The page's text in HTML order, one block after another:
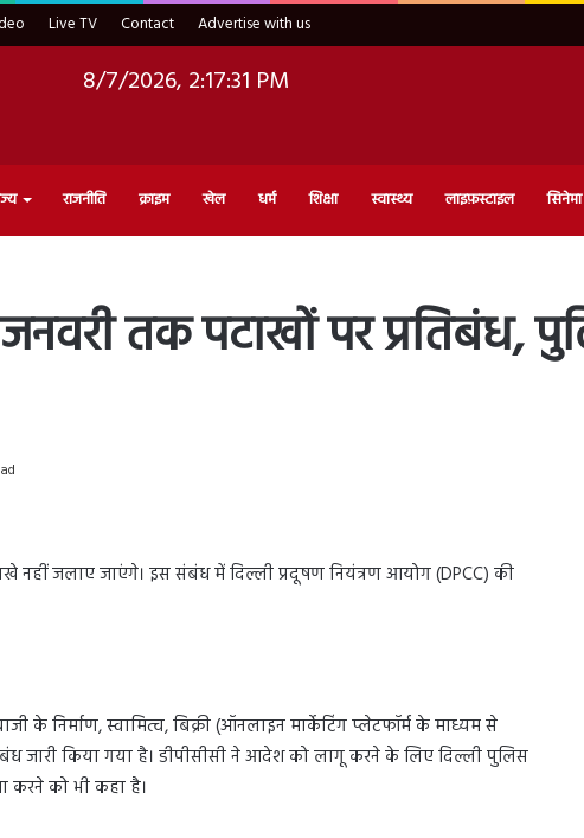
Live TV Contact Advertise with us
8/7/2026, 2:17:32 PM
राजनीति क्राइम खेल धर्म शिक्षा स्वास्थ्य लाइफ़स्टाइल सिनेमा
तक पटाखों पर प्रतिबंध,
नहीं जलाए जाएंगे। इस संबंध में दिल्ली प्रदूषण नियंत्रण आयोग (DPCC) की
के निर्माण, स्वामित्व, बिक्री (ऑनलाइन मार्केटिंग प्लेटफॉर्म के माध्यम से
जारी किया गया है। डीपीसीसी ने आदेश को लागू करने के लिए दिल्ली पुलिस
करने को भी कहा है।